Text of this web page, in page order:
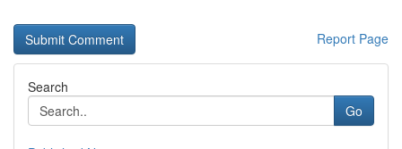
Report Page
Search
Go